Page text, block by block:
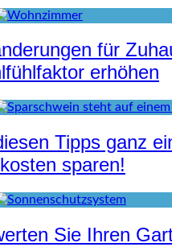
für
erhöhen
Tipps ganz
sparen!
Sie Ihren